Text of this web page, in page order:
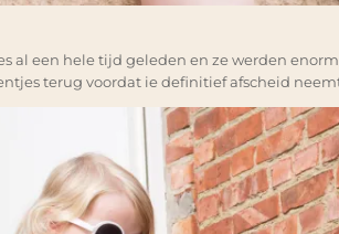
al een hele tijd geleden en ze werden
terug voordat ie definitief afscheid